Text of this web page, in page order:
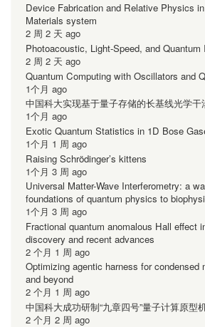
Device Fabrication and Relative Physics
Materials system
2 周 2 天 ago
Photoacoustic, Light-Speed, and
2 周 2 天 ago
Quantum Computing with Oscillators and
1个月 ago
中国科大实现基于量子存储的长基线光学干
1个月 ago
Exotic Quantum Statistics in 1D Bose
1个月 1 周 ago
Raising Schrödinger’s kittens
1个月 3 周 ago
Universal Matter-Wave Interferometry: a
foundations of quantum physics to
1个月 3 周 ago
Fractional quantum anomalous Hall effect
discovery and recent advances
2 个月 1 周 ago
Optimizing agentic harness for condensed
and beyond
2 个月 1 周 ago
中国科大成功研制“九章四号”量子计算原型
2 个月 2 周 ago